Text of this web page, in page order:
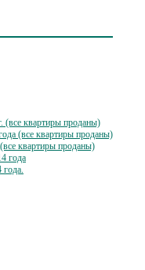
(все квартиры проданы)
(все квартиры проданы)
квартиры проданы)
года